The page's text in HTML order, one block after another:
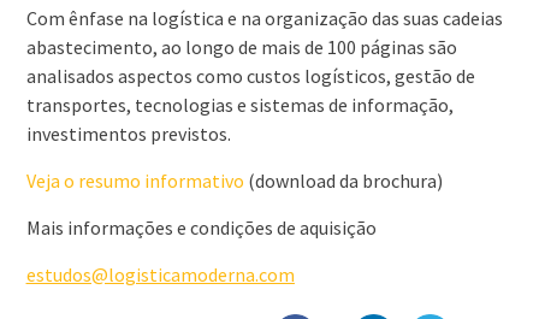
Com ênfase na logística e na organização das suas cadeias
abastecimento, ao longo de mais de 100 páginas são
analisados aspectos como custos logísticos, gestão de
transportes, tecnologias e sistemas de informação,
investimentos previstos.
Veja o resumo informativo (download da brochura)
Mais informações e condições de aquisição
estudos@logisticamoderna.com